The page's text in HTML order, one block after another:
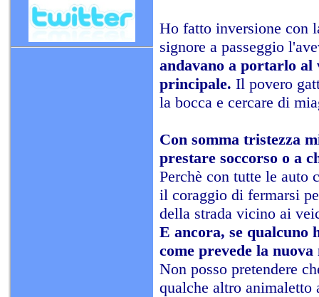
Ho fatto inversione con
signore a passeggio
andavano a portarlo
principale. Il povero
la bocca e cercare di
Con somma tristezza
prestare soccorso o a
Perchè con tutte le auto
il coraggio di fermarsi
della strada vicino ai
E ancora, se qualcuno
come prevede la
Non posso pretendere
qualche altro animaletto